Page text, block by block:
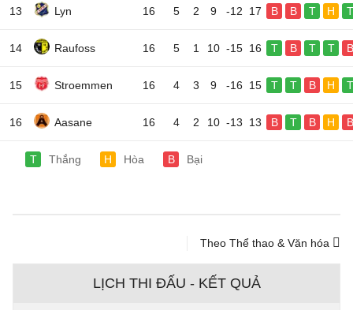
13 Lyn 16 5 2 9 -12 17 B B T H T
14 Raufoss 16 5 1 10 -15 16 T B T T B
15 Stroemmen 16 4 3 9 -16 15 T T B H T
16 Aasane 16 4 2 10 -13 13 B T B H B
T Thắng H Hòa B Bại
Theo Thể thao & Văn hóa
LỊCH THI ĐẤU - KẾT QUẢ